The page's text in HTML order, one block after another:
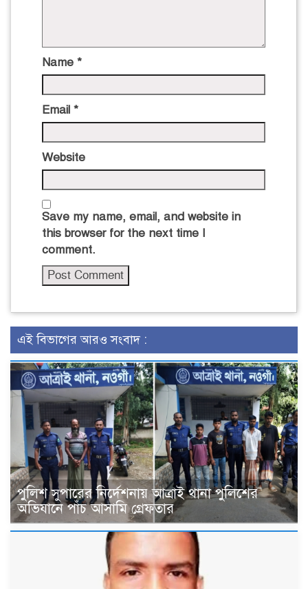
Name *
Email *
Website
Save my name, email, and website in
this browser for the next time I
comment.
এই বিভাগের আরও সংবাদ :
পুলিশ সুপারের নির্দেশনায় আত্রাই থানা পুলিশের
অভিযানে পাঁচ আসামি গ্রেফতার